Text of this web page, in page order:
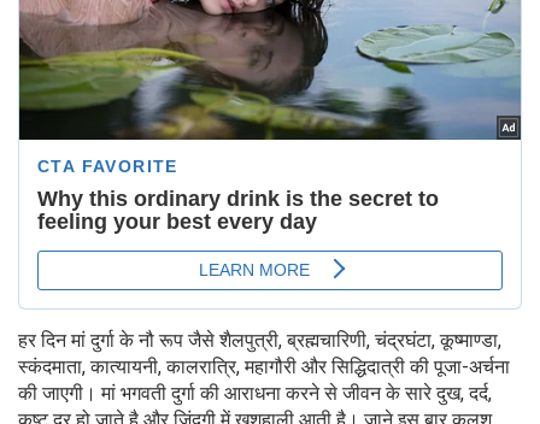
हर दिन मां दुर्गा के नौ रूप जैसे शैलपुत्री, ब्रह्मचारिणी, चंद्रघंटा, कूष्माण्डा,
स्कंदमाता, कात्यायनी, कालरात्रि, महागौरी और सिद्धिदात्री की पूजा-अर्चना
की जाएगी। मां भगवती दुर्गा की आराधना करने से जीवन के सारे दुख, दर्द,